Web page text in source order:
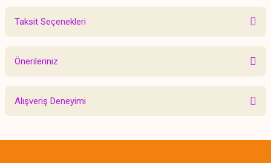
Taksit Seçenekleri
Önerileriniz
Bu ürünün fiyat bilgisi, resim, ürün açıklamalarında ve diğer konularda
yetersiz gördüğünüz noktaları öneri formunu kullanarak tarafımıza
Alışveriş Deneyimi